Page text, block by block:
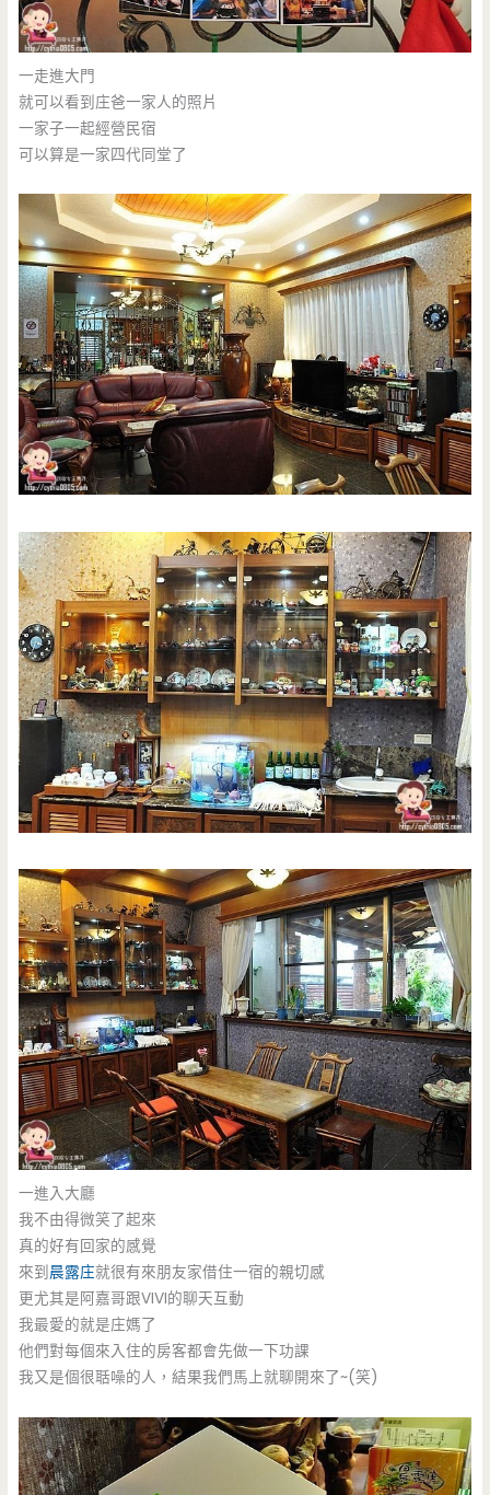
一走進大門
就可以看到庄爸一家人的照片
一家子一起經營民宿
可以算是一家四代同堂了
一進入大廳
我不由得微笑了起來
真的好有回家的感覺
來到晨露庄就很有來朋友家借住一宿的親切感
更尤其是阿嘉哥跟VIVI的聊天互動
我最愛的就是庄媽了
他們對每個來入住的房客都會先做一下功課
我又是個很聒噪的人，結果我們馬上就聊開來了~(笑)